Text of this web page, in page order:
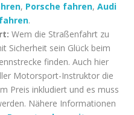
, Porsche fahren, Audi
.
Wem die Straßenfahrt zu
Sicherheit sein Glück beim
finden. Auch hier
Motorsport-Instruktor die
Preis inkludiert und es muss
Nähere Informationen